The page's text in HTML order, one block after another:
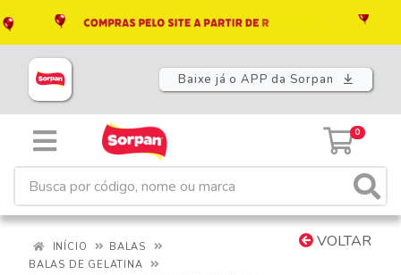
Baixe já o APP da Sorpan
0
VOLTAR
INÍCIO
BALAS
BALAS DE GELATINA